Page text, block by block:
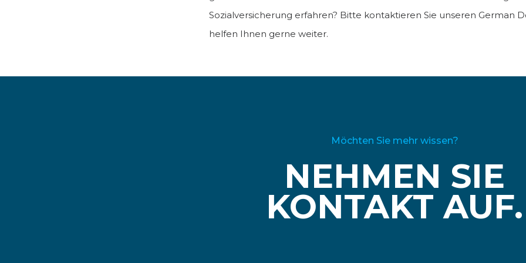
Sozialversicherung erfahren? Bitte kontaktieren Sie unseren German
helfen Ihnen gerne weiter.
NEHMEN SIE
KONTAKT AUF.
Möchten Sie mehr wissen?